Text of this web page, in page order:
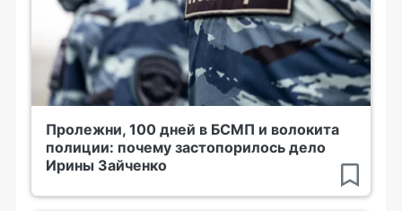
Пролежни, 100 дней в БСМП и волокита
полиции: почему застопорилось дело
Ирины Зайченко